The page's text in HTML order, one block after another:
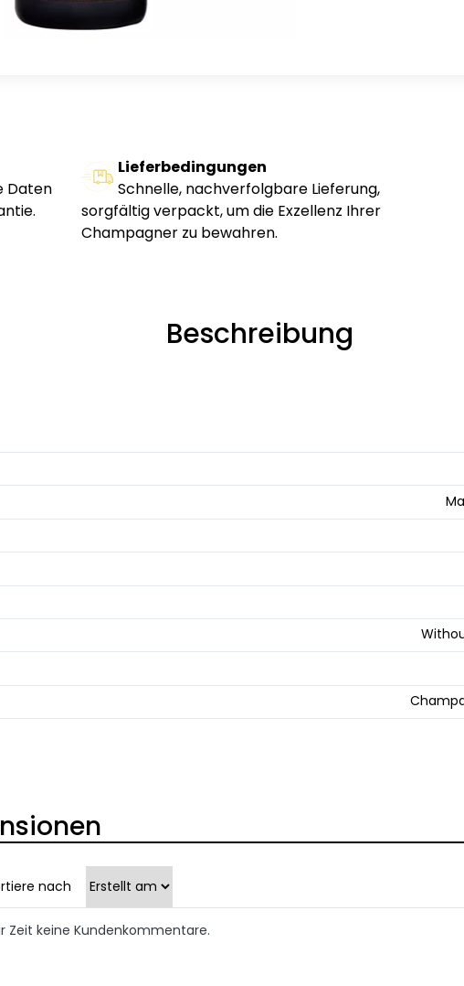
Daten
Lieferbedingungen
Schnelle, nachverfolgbare Lieferung,
sorgfältig verpackt, um die Exzellenz Ihrer
Champagner zu bewahren.
Beschreibung
nach
Zeit keine Kundenkommentare.